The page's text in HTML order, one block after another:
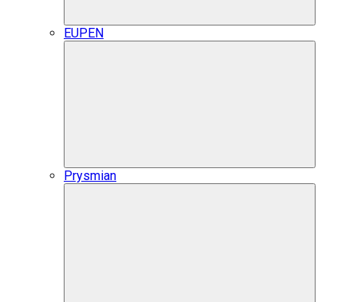
EUPEN
Prysmian